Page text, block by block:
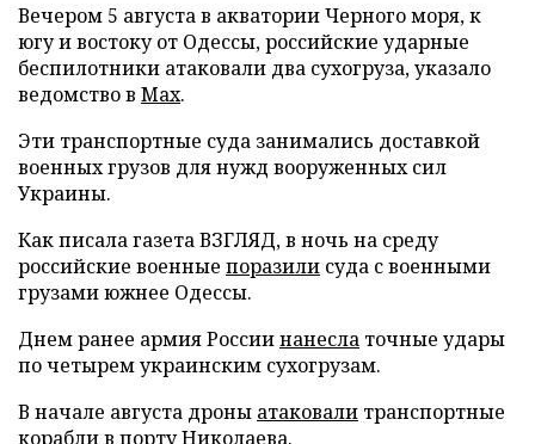
Вечером 5 августа в акватории Черного моря, к
югу и востоку от Одессы, российские ударные
беспилотники атаковали два сухогруза, указало
ведомство в Max.
Эти транспортные суда занимались доставкой
военных грузов для нужд вооруженных сил
Украины.
Как писала газета ВЗГЛЯД, в ночь на среду
российские военные поразили суда с военными
грузами южнее Одессы.
Днем ранее армия Россиинанесла точные удары
по четырем украинским сухогрузам.
В начале августа дроны атаковали транспортные
корабли в порту Николаева.